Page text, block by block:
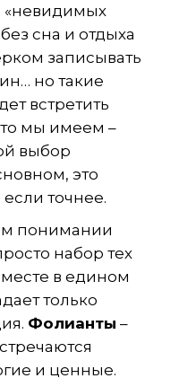
«невидимых
сна и отдыха
записывать
но такие
встретить
мы имеем –
выбор
это
если точнее.
понимании
набор тех
в едином
только
Фолианты –
и ценные.